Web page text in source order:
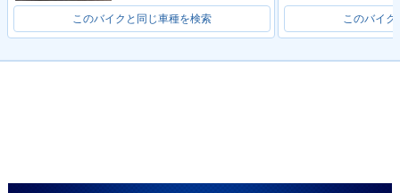
このバイクと同じ車種を検索 このバイク